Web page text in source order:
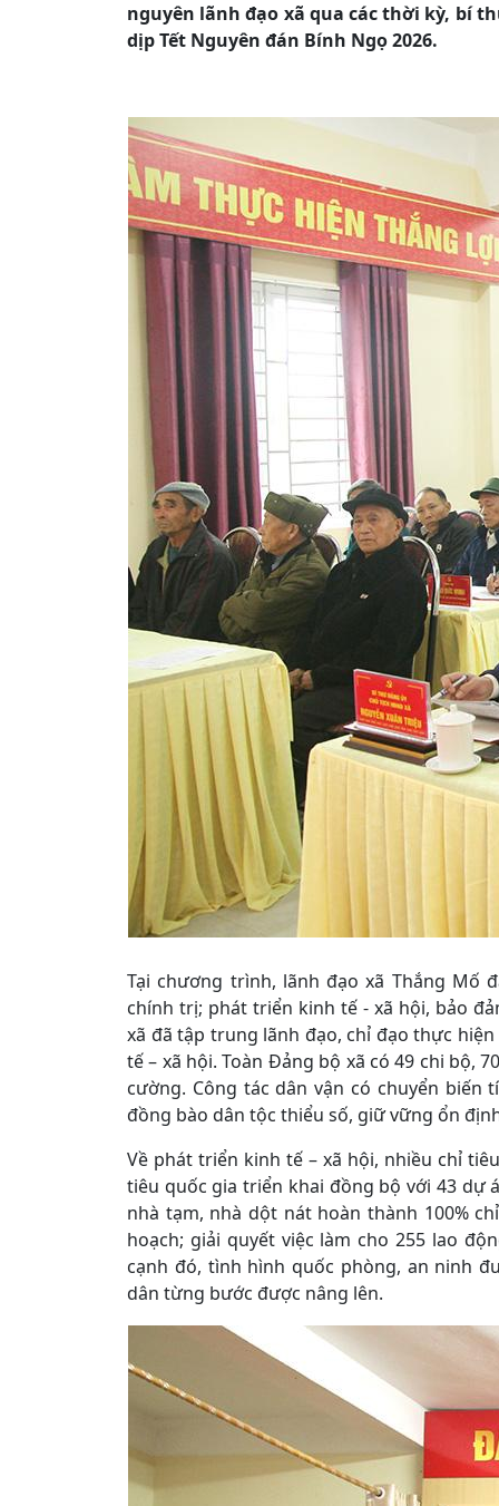
nguyên lãnh đạo xã qua các thời kỳ, bí
dịp Tết Nguyên đán Bính Ngọ 2026.
Tại chương trình, lãnh đạo xã Thắng Mố
chính trị; phát triển kinh tế - xã hội, bảo
xã đã tập trung lãnh đạo, chỉ đạo thực
tế – xã hội. Toàn Đảng bộ xã có 49 chi bộ,
cường. Công tác dân vận có chuyển
đồng bào dân tộc thiểu số, giữ vững ổn
Về phát triển kinh tế – xã hội, nhiều chỉ
tiêu quốc gia triển khai đồng bộ với 43 dự
nhà tạm, nhà dột nát hoàn thành 100%
hoạch; giải quyết việc làm cho 255 lao
cạnh đó, tình hình quốc phòng, an ninh
dân từng bước được nâng lên.